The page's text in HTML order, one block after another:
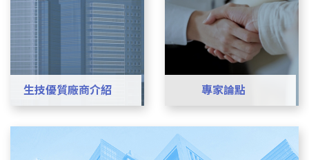
生技優質廠商介紹 專家論點